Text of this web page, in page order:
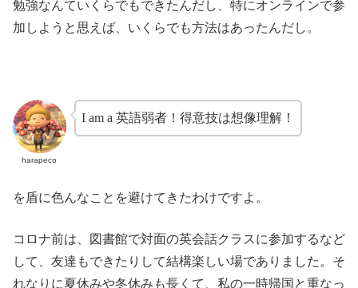
勉強なんていくらでもできたんだし、特にオンラインで参
加しようと思えば、いくらでも方法はあったんだし。
harapeco
I am a 英語弱者！得意技は想像理解！
を盾に色んなことを避けてきたわけですよ。
コロナ前は、図書館で対面の英会話クラスに参加するなど
して、友達もできたりして結構楽しい場でありました。そ
れなりに夏休みや冬休みも長くて、私の一時帰国と重なっ